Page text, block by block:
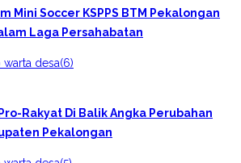
Mini Soccer KSPPS BTM Pekalongan
Laga Persahabatan
Rakyat Di Balik Angka Perubahan
Pekalongan